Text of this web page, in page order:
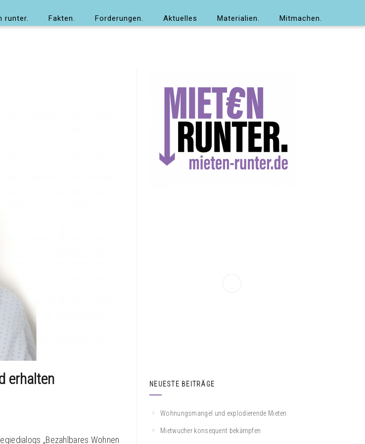
runter. Fakten. Forderungen. Aktuelles Materialien. Mitmachen.
erhalten
„Bezahlbares Wohnen
NEUESTE BEITRÄGE
Wohnungsmangel und explodierende Mieten
Mietwucher konsequent bekämpfen